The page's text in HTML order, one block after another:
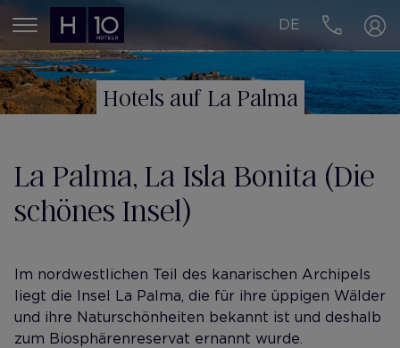
MENÚ
DE
Hotels auf La Palma
La Palma, La Isla Bonita (Die
schönes Insel)
Im nordwestlichen Teil des kanarischen Archipels
liegt die Insel La Palma, die für ihre üppigen Wälder
und ihre Naturschönheiten bekannt ist und deshalb
zum Biosphärenreservat ernannt wurde.